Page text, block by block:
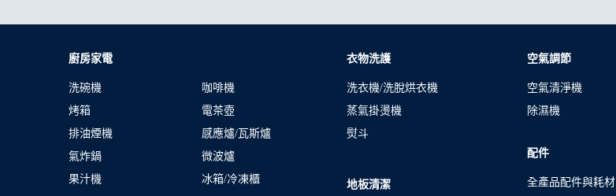
廚房家電
洗碗機
烤箱
排油煙機
氣炸鍋
果汁機
咖啡機
電茶壺
感應爐/瓦斯爐
微波爐
冰箱/冷凍櫃
衣物洗護
洗衣機/洗脫烘衣機
蒸氣掛燙機
熨斗
地板清潔
空氣調節
空氣清淨機
除濕機
配件
全產品配件與耗材